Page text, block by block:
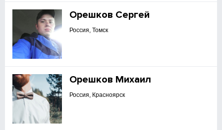
Орешков Сергей
Россия, Томск
Орешков Михаил
Россия, Красноярск